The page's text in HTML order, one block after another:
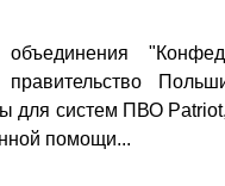
объединения
для систем ПВО
помощи...